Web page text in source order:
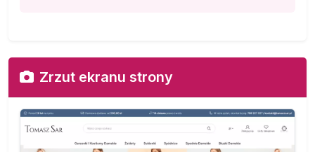
Zrzut ekranu strony